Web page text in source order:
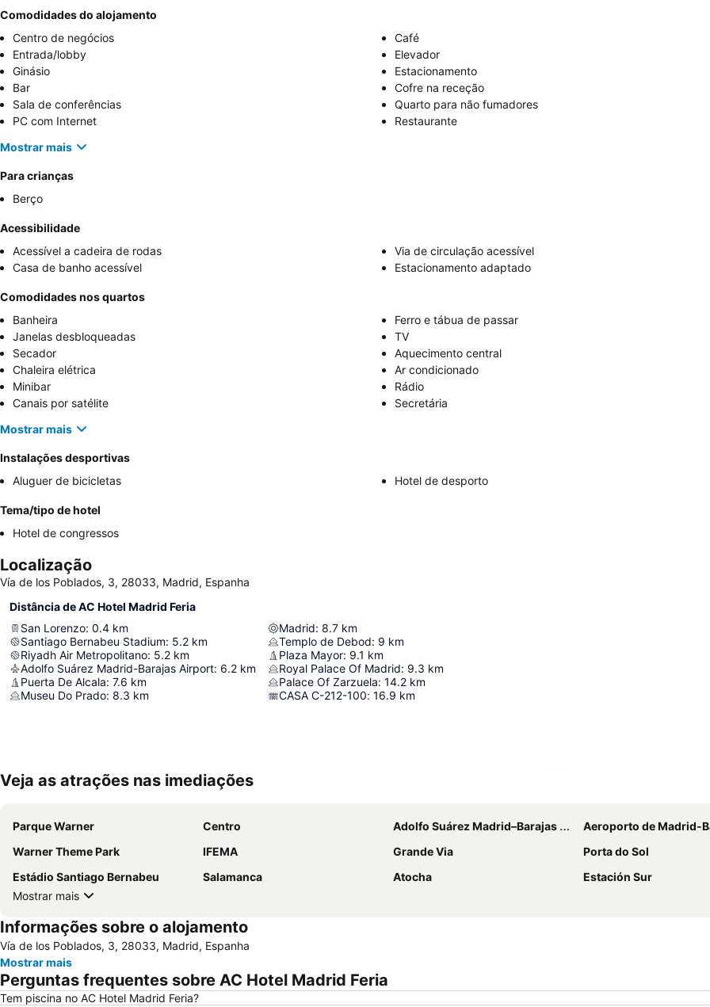
Comodidades do alojamento
Centro de negócios
Café
Entrada/lobby
Elevador
Ginásio
Estacionamento
Bar
Cofre na receção
Sala de conferências
Quarto para não fumadores
PC com Internet
Restaurante
Mostrar mais
Para crianças
Berço
Acessibilidade
Acessível a cadeira de rodas
Via de circulação acessível
Casa de banho acessível
Estacionamento adaptado
Comodidades nos quartos
Banheira
Ferro e tábua de passar
Janelas desbloqueadas
TV
Secador
Aquecimento central
Chaleira elétrica
Ar condicionado
Minibar
Rádio
Canais por satélite
Secretária
Mostrar mais
Instalações desportivas
Aluguer de bicicletas
Hotel de desporto
Tema/tipo de hotel
Hotel de congressos
Localização
Vía de los Poblados, 3, 28033, Madrid, Espanha
Distância de AC Hotel Madrid Feria
San Lorenzo: 0.4 km
Santiago Bernabeu Stadium: 5.2 km
Riyadh Air Metropolitano: 5.2 km
Adolfo Suárez Madrid-Barajas Airport: 6.2 km
Puerta De Alcala: 7.6 km
Museu Do Prado: 8.3 km
Madrid: 8.7 km
Templo de Debod: 9 km
Plaza Mayor: 9.1 km
Royal Palace Of Madrid: 9.3 km
Palace Of Zarzuela: 14.2 km
CASA C-212-100: 16.9 km
Veja as atrações nas imediações
Parque Warner Centro Adolfo Suárez Madrid–Barajas Airport
Aeroporto de Madrid-
Warner Theme Park
IFEMA Grande Via
Porta do Sol
Estádio Santiago Bernabeu
Salamanca Atocha
Estación Sur
Mostrar mais
Informações sobre o alojamento
Vía de los Poblados, 3, 28033, Madrid, Espanha
Mostrar mais
Perguntas frequentes sobre AC Hotel Madrid Feria
Tem piscina no AC Hotel Madrid Feria?